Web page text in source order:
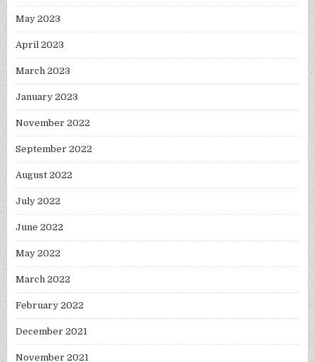
May 2023
April 2023
March 2023
January 2023
November 2022
September 2022
August 2022
July 2022
June 2022
May 2022
March 2022
February 2022
December 2021
November 2021